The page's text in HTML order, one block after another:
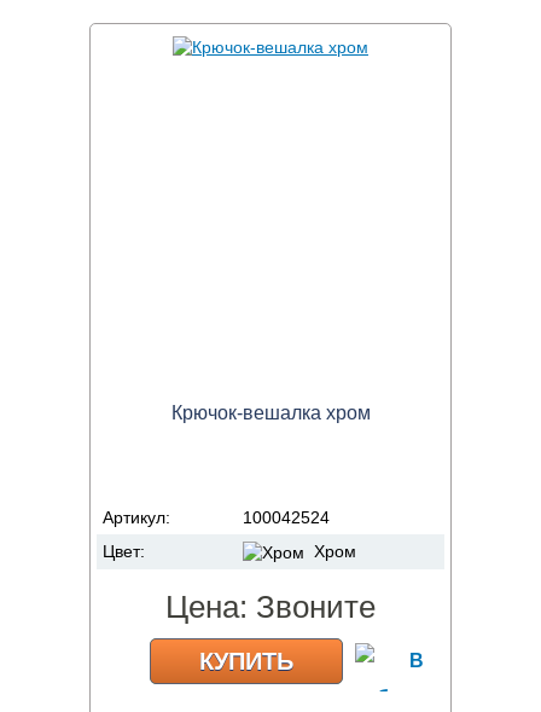
Крючок-вешалка хром
Артикул:
100042524
Цвет:
Хром
Цена: Звоните
КУПИТЬ